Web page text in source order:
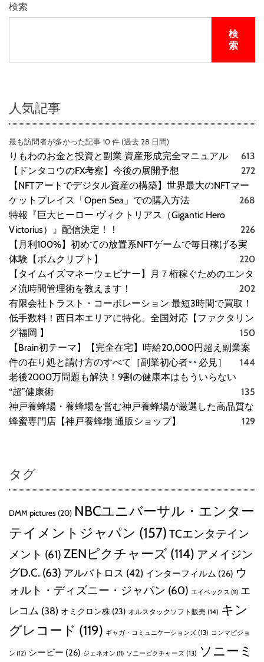
ク
検索
検
索
人気記事
最も訪問者が多かった記事 10 件 (過去 28 日間)
りもわのお金と投資と副業 資産形成完全マニュアル
613
【ドンタコウのFX考察】今後の展開予想
272
【NFTアートでデジタル資産の構築】世界最大のNFTマー
ケットプレイス「Open Sea」での購入方法
268
特報『巨大ヒーロー ヴィクトリアス（Gigantic Hero
Victorius）』配信決定！！
226
【月利100%】初めての放置系NFTゲームで毎日稼げる実
体験【ボムクリプト】
220
【タイムイズマネーウェビナー】月７桁稼ぐためのエンタ
メ流時間管理術を教えます！
202
有限会社トラスト・コーポレーション 最短3時間で買取！
低手数料！西日本エリアに特化、全国対応【ファクタリン
グ福岡 】
150
【Brain初テーマ】【完全在宅】時給20,000円超え副業案
件の在り処と請け方のすべて［副業初心者
必見］
144
老後2000万問題も解決！9割の健康本はもういらない
“超”健康術
135
神戸養蜂場・養蜂場を営む神戸養蜂場が厳選した高品質な
蜂蜜専門店【神戸養蜂場 通販ショップ】
129
タグ
DMM pictures (20) NBCユニバーサル・エンター
テイメントジャパン (157) TCエンタテイン
メント (61) ZENピクチャーズ (114) アメイジン
グD.C. (63) アルバトロス (42) インターフィルム (26) ウ
ォルト・ディズニー・ジャパン (60) エイベックス (11) エ
レコム (38) オミクロン株 (23) オルスタックソフト販売 (14) キン
グレコード (119) ギャガ・コミュニケーションズ (13) コンマビジョ
ン (12) シービー (26) ジェネオン (11) ソニーピクチャーズ (13) ソニーミ